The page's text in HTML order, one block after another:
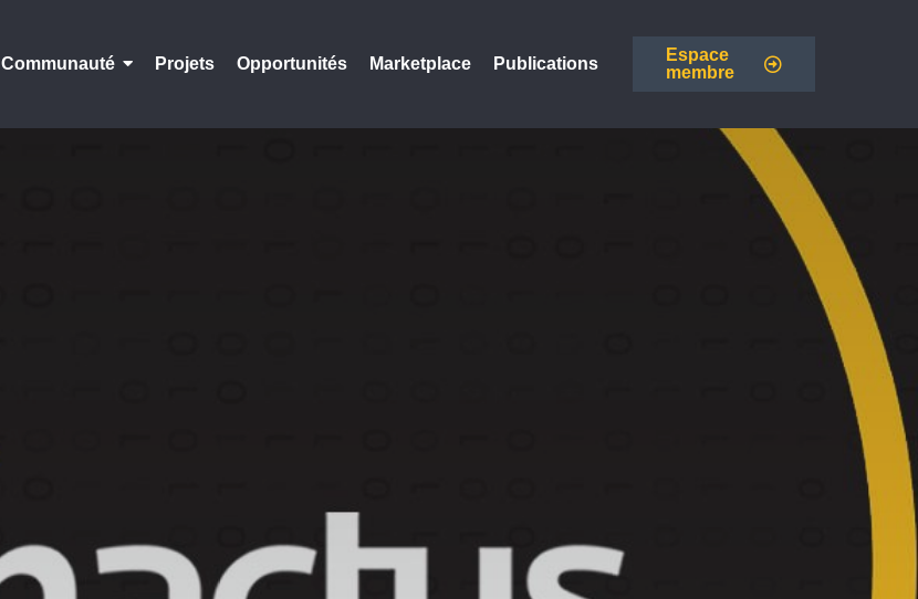
Communauté Projets Opportunités Marketplace Publications
Espace
membre